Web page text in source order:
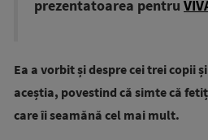
prezentatoarea pentru
Ea a vorbit și despre cei trei copii
aceștia, povestind că simte că
care îi seamănă cel mai mult.